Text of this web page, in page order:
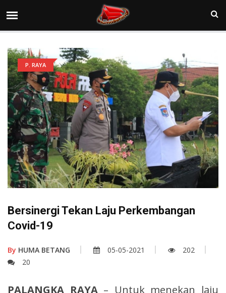
P. RAYA
Bersinergi Tekan Laju Perkembangan
Covid-19
By HUMA BETANG 05-05-2021
202
20
PALANGKA RAYA – Untuk menekan laju